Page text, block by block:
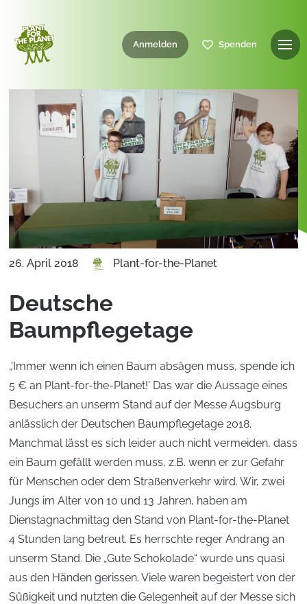
Anmelden Spenden
26. April 2018 Plant-for-the-Planet
Deutsche
Baumpflegetage
„'Immer wenn ich einen Baum absägen muss, spende ich
5 € an Plant-for-the-Planet!' Das war die Aussage eines
Besuchers an unserm Stand auf der Messe Augsburg
anlässlich der Deutschen Baumpflegetage 2018.
Manchmal lässt es sich leider auch nicht vermeiden, dass
ein Baum gefällt werden muss, z.B. wenn er zur Gefahr
für Menschen oder dem Straßenverkehr wird. Wir, zwei
Jungs im Alter von 10 und 13 Jahren, haben am
Dienstagnachmittag den Stand von Plant-for-the-Planet
4 Stunden lang betreut. Es herrschte reger Andrang an
unserm Stand. Die „Gute Schokolade“ wurde uns quasi
aus den Händen gerissen. Viele waren begeistert von der
Süßigkeit und nutzten die Gelegenheit auf der Messe sich